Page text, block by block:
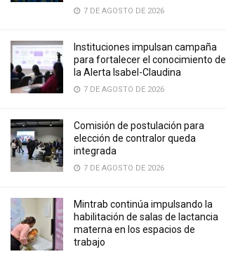
7 DE AGOSTO DE 2026
Instituciones impulsan campaña
para fortalecer el conocimiento de
la Alerta Isabel-Claudina
7 DE AGOSTO DE 2026
Comisión de postulación para
elección de contralor queda
integrada
7 DE AGOSTO DE 2026
Mintrab continúa impulsando la
habilitación de salas de lactancia
materna en los espacios de
trabajo